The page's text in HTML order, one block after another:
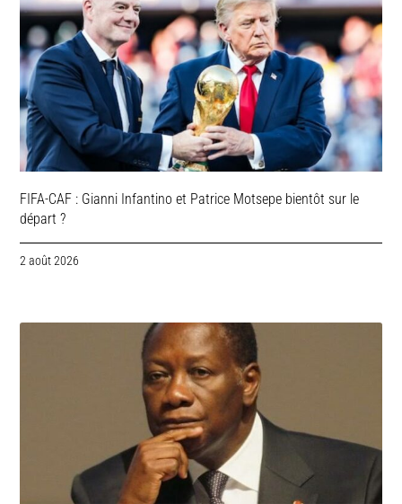
FIFA-CAF : Gianni Infantino et Patrice Motsepe bientôt sur le
départ ?
2 août 2026